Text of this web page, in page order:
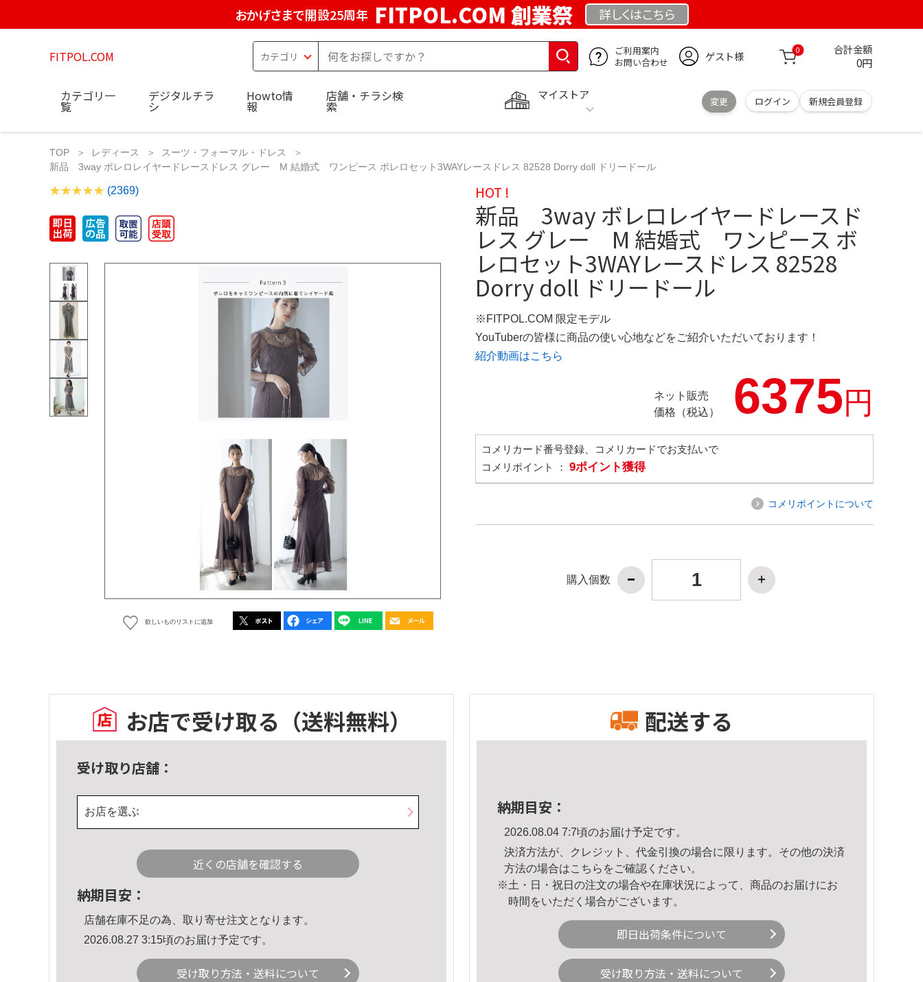
おかげさまで開設25周年 FITPOL.COM 創業祭 詳しくはこちら
FITPOL.COM
ご利用案内
お問い合わせ
ゲスト様 0 合計金額
0円
マイストア
変更 ログイン 新規会員登録
カテゴリ一
覧
デジタルチラ
シ
Howto情
報
店舗・チラシ検
索
TOP レディース
スーツ・フォーマル・ドレス
新品 3way ボレロレイヤードレースドレス グレー M 結婚式 ワンピース ボレロセット3WAYレースドレス 82528 Dorry doll ドリードール
(2369)
欲しいものリストに追加
HOT !
新品 3way ボレロレイヤードレースド
レス グレー M 結婚式 ワンピース ボ
レロセット3WAYレースドレス 82528
Dorry doll ドリードール
※FITPOL.COM 限定モデル
YouTuberの皆様に商品の使い心地などをご紹介いただいております！
紹介動画はこちら
ネット販売
価格（税込）
6375円
コメリカード番号登録、コメリカードでお支払いで
コメリポイント ： 9ポイント獲得
コメリポイントについて
購入個数
お店で受け取る （送料無料）
受け取り店舗：
お店を選ぶ
近くの店舗を確認する
納期目安：
店舗在庫不足の為、取り寄せ注文となります。
2026.08.27 3:15頃のお届け予定です。
受け取り方法・送料について
配送する
納期目安：
2026.08.04 7:7頃のお届け予定です。
決済方法が、クレジット、代金引換の場合に限ります。その他の決済
方法の場合はこちら をご確認ください。
※土・日・祝日の注文の場合や在庫状況によって、商品のお届けにお
時間をいただく場合がございます。
即日出荷条件について
受け取り方法・送料について